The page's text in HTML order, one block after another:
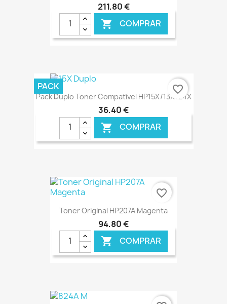
211,80 €
 COMPRAR
Pack Duplo Toner Compatível HP15X/13X/24X
36,40 €
 COMPRAR
€ ONLINE
PACK favorite_border
Toner Original HP207A Magenta
94,80 €
 COMPRAR
favorite_border